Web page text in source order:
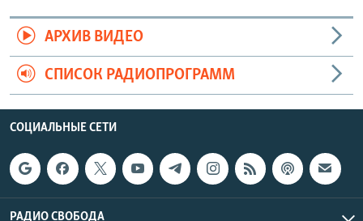
АРХИВ ВИДЕО
СПИСОК РАДИОПРОГРАММ
СОЦИАЛЬНЫЕ СЕТИ
РАДИО СВОБОДА